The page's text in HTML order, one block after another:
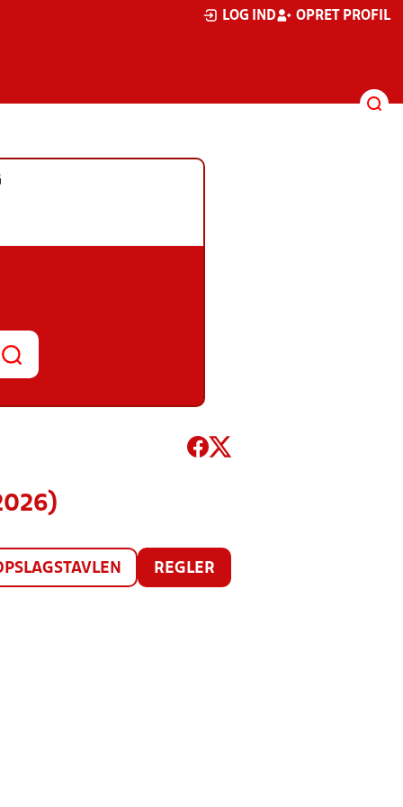
LOG IND OPRET PROFIL
REGLER